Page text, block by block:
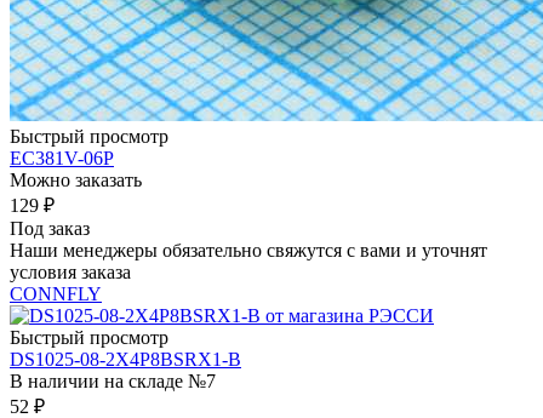
Быстрый просмотр
EC381V-06P
Можно заказать
129 ₽
Под заказ
Наши менеджеры обязательно свяжутся с вами и уточнят
условия заказа
CONNFLY
Быстрый просмотр
DS1025-08-2X4P8BSRX1-B
В наличии на складе №7
52 ₽